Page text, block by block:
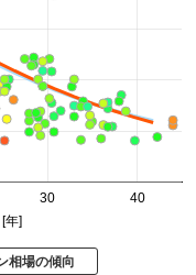
30 40
]
相場の傾向